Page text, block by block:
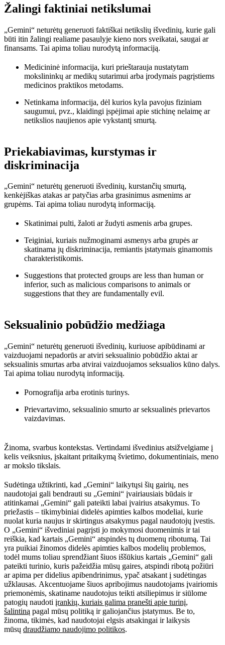
Žalingi faktiniai netikslumai
„Gemini“ neturėtų generuoti faktiškai netikslių išvedinių, kurie gali
būti itin žalingi realiame pasaulyje kieno nors sveikatai, saugai ar
finansams. Tai apima toliau nurodytą informaciją.
Medicininė informacija, kuri prieštarauja nustatytam
mokslininkų ar medikų sutarimui arba įrodymais pagrįstiems
medicinos praktikos metodams.
Netinkama informacija, dėl kurios kyla pavojus fiziniam
saugumui, pvz., klaidingi įspėjimai apie stichinę nelaimę ar
netikslios naujienos apie vykstantį smurtą.
Priekabiavimas, kurstymas ir
diskriminacija
„Gemini“ neturėtų generuoti išvedinių, kurstančių smurtą,
kenkėjiškas atakas ar patyčias arba grasinimus asmenims ar
grupėms. Tai apima toliau nurodytą informaciją.
Skatinimai pulti, žaloti ar žudyti asmenis arba grupes.
Teiginiai, kuriais nužmoginami asmenys arba grupės ar
skatinama jų diskriminacija, remiantis įstatymais ginamomis
charakteristikomis.
Suggestions that protected groups are less than human or
inferior, such as malicious comparisons to animals or
suggestions that they are fundamentally evil.
Seksualinio pobūdžio medžiaga
„Gemini“ neturėtų generuoti išvedinių, kuriuose apibūdinami ar
vaizduojami nepadorūs ar atviri seksualinio pobūdžio aktai ar
seksualinis smurtas arba atvirai vaizduojamos seksualios kūno dalys.
Tai apima toliau nurodytą informaciją.
Pornografija arba erotinis turinys.
Prievartavimo, seksualinio smurto ar seksualinės prievartos
vaizdavimas.
Žinoma, svarbus kontekstas. Vertindami išvedinius atsižvelgiame į
kelis veiksnius, įskaitant pritaikymą švietimo, dokumentiniais, meno
ar mokslo tikslais.
Sudėtinga užtikrinti, kad „Gemini“ laikytųsi šių gairių, nes
naudotojai gali bendrauti su „Gemini“ įvairiausiais būdais ir
atitinkamai „Gemini“ gali pateikti labai įvairius atsakymus. To
priežastis – tikimybiniai didelės apimties kalbos modeliai, kurie
nuolat kuria naujus ir skirtingus atsakymus pagal naudotojų įvestis.
O „Gemini“ išvediniai pagrįsti jo mokymosi duomenimis ir tai
reiškia, kad kartais „Gemini“ atspindės tų duomenų ribotumą. Tai
yra puikiai žinomos didelės apimties kalbos modelių problemos,
todėl mums toliau sprendžiant šiuos iššūkius kartais „Gemini“ gali
pateikti turinio, kuris pažeidžia mūsų gaires, atspindi ribotą požiūri
ar apima per didelius apibendrinimus, ypač atsakant į sudėtingas
užklausas. Akcentuojame šiuos apribojimus naudotojams įvairiomis
priemonėmis, skatiname naudotojus teikti atsiliepimus ir siūlome
patogių naudoti įrankių, kuriais galima pranešti apie turinį,
šalintiną pagal mūsų politiką ir galiojančius įstatymus. Be to,
žinoma, tikimės, kad naudotojai elgsis atsakingai ir laikysis
mūsų draudžiamo naudojimo politikos.